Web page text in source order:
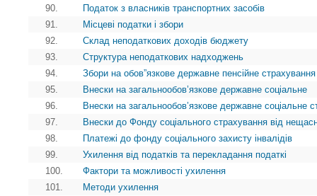
90.
Податок з власників транспортних засобів
91.
Місцеві податки і збори
92.
Склад неподаткових доходів бюджету
93.
Структура неподаткових надходжень
94.
Збори на обов”язкове державне пенсійне страхування
95.
Внески на загальнообов’язкове державне соціальне
96.
Внески на загальнообов’язкове державне соціальне
97.
Внески до Фонду соціального страхування від
98.
Платежі до фонду соціального захисту інвалідів
99.
Ухилення від податків та перекладання податкі
100.
Фактори та можливості ухилення
101.
Методи ухилення